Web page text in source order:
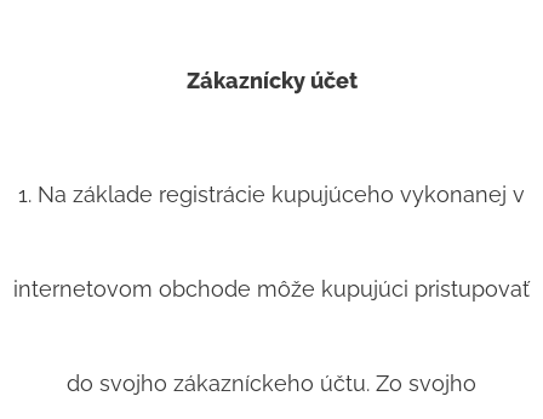
Zákaznícky účet
1. Na základe registrácie kupujúceho vykonanej v
internetovom obchode môže kupujúci pristupovať
do svojho zákazníckeho účtu. Zo svojho